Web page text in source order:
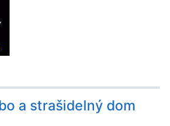
a strašidelný dom